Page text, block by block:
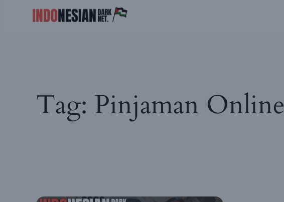
Tag: Pinjaman Online